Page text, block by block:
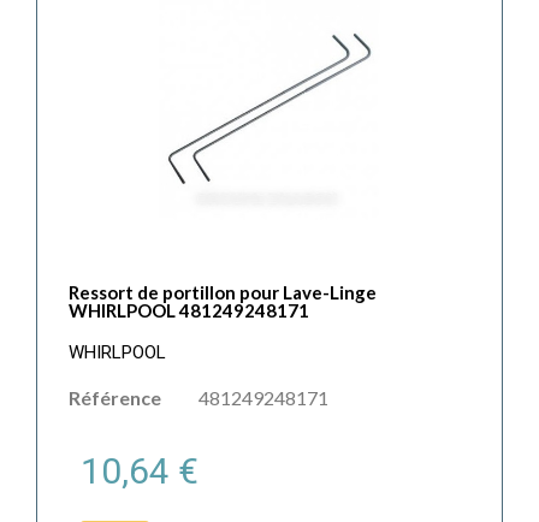
Ressort de portillon pour Lave-Linge
WHIRLPOOL 481249248171
WHIRLPOOL
Référence 481249248171
10,64 €